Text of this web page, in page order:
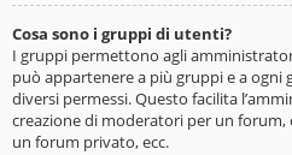
Cosa sono i gruppi di utenti?
I gruppi permettono agli
può appartenere a più gruppi e a ogni
diversi permessi. Questo facilita
creazione di moderatori per un forum,
un forum privato, ecc.